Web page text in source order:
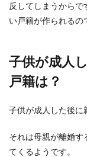
反してしまうから
い戸籍が作られるの
子供が成人
戸籍は？
子供が成人した後に
それは母親が離婚す
てくるようです。